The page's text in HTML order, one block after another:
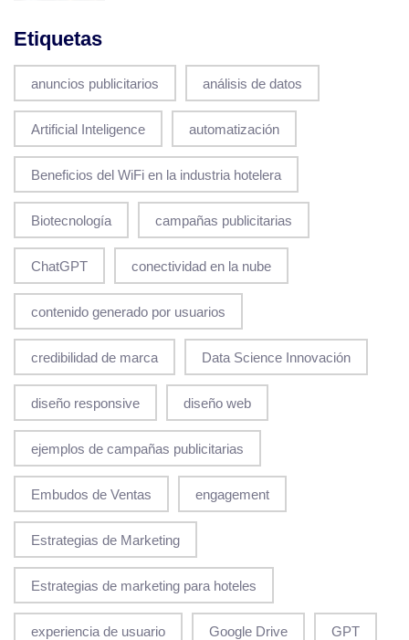
Etiquetas
anuncios publicitarios análisis de datos
Artificial Inteligence automatización
Beneficios del WiFi en la industria hotelera
Biotecnología campañas publicitarias
ChatGPT conectividad en la nube
contenido generado por usuarios
credibilidad de marca Data Science Innovación
diseño responsive diseño web
ejemplos de campañas publicitarias
Embudos de Ventas engagement
Estrategias de Marketing
Estrategias de marketing para hoteles
experiencia de usuario Google Drive GPT